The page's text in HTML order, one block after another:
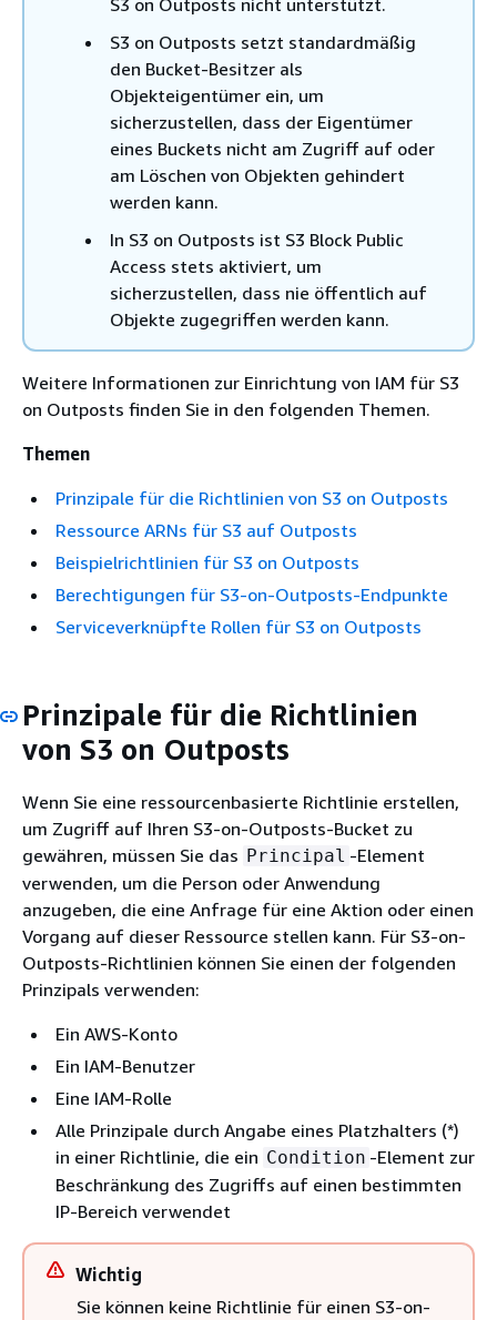
S3 on Outposts nicht unterstützt.
S3 on Outposts setzt standardmäßig
den Bucket-Besitzer als
Objekteigentümer ein, um
sicherzustellen, dass der Eigentümer
eines Buckets nicht am Zugriff auf oder
am Löschen von Objekten gehindert
werden kann.
In S3 on Outposts ist S3 Block Public
Access stets aktiviert, um
sicherzustellen, dass nie öffentlich auf
Objekte zugegriffen werden kann.
Weitere Informationen zur Einrichtung von IAM für S3
on Outposts finden Sie in den folgenden Themen.
Themen
Prinzipale für die Richtlinien von S3 on Outposts
Ressource ARNs für S3 auf Outposts
Beispielrichtlinien für S3 on Outposts
Berechtigungen für S3-on-Outposts-Endpunkte
Serviceverknüpfte Rollen für S3 on Outposts
Prinzipale für die Richtlinien
von S3 on Outposts
Wenn Sie eine ressourcenbasierte Richtlinie erstellen,
um Zugriff auf Ihren S3-on-Outposts-Bucket zu
gewähren, müssen Sie das Principal -Element
verwenden, um die Person oder Anwendung
anzugeben, die eine Anfrage für eine Aktion oder einen
Vorgang auf dieser Ressource stellen kann. Für S3-on-
Outposts-Richtlinien können Sie einen der folgenden
Prinzipals verwenden:
Ein AWS-Konto
Ein IAM-Benutzer
Eine IAM-Rolle
Alle Prinzipale durch Angabe eines Platzhalters (*)
in einer Richtlinie, die ein Condition -Element zur
Beschränkung des Zugriffs auf einen bestimmten
IP-Bereich verwendet
Wichtig
Sie können keine Richtlinie für einen S3-on-